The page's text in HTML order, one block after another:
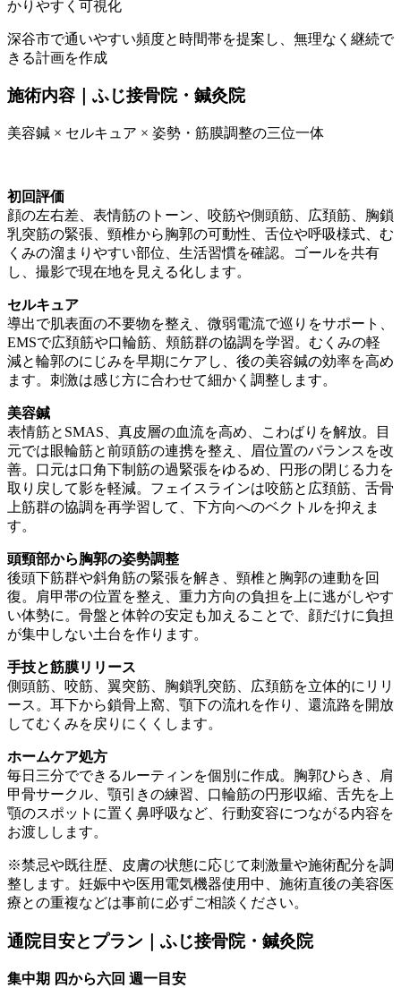
かりやすく可視化
深谷市で通いやすい頻度と時間帯を提案し、無理なく継続で
きる計画を作成
施術内容｜ふじ接骨院・鍼灸院
美容鍼 × セルキュア × 姿勢・筋膜調整の三位一体
初回評価
顔の左右差、表情筋のトーン、咬筋や側頭筋、広頚筋、胸鎖
乳突筋の緊張、頸椎から胸郭の可動性、舌位や呼吸様式、む
くみの溜まりやすい部位、生活習慣を確認。ゴールを共有
し、撮影で現在地を見える化します。
セルキュア
導出で肌表面の不要物を整え、微弱電流で巡りをサポート、
EMSで広頚筋や口輪筋、頬筋群の協調を学習。むくみの軽
減と輪郭のにじみを早期にケアし、後の美容鍼の効率を高め
ます。刺激は感じ方に合わせて細かく調整します。
美容鍼
表情筋とSMAS、真皮層の血流を高め、こわばりを解放。目
元では眼輪筋と前頭筋の連携を整え、眉位置のバランスを改
善。口元は口角下制筋の過緊張をゆるめ、円形の閉じる力を
取り戻して影を軽減。フェイスラインは咬筋と広頚筋、舌骨
上筋群の協調を再学習して、下方向へのベクトルを抑えま
す。
頭頸部から胸郭の姿勢調整
後頭下筋群や斜角筋の緊張を解き、頸椎と胸郭の連動を回
復。肩甲帯の位置を整え、重力方向の負担を上に逃がしやす
い体勢に。骨盤と体幹の安定も加えることで、顔だけに負担
が集中しない土台を作ります。
手技と筋膜リリース
側頭筋、咬筋、翼突筋、胸鎖乳突筋、広頚筋を立体的にリリ
ース。耳下から鎖骨上窩、顎下の流れを作り、還流路を開放
してむくみを戻りにくくします。
ホームケア処方
毎日三分でできるルーティンを個別に作成。胸郭ひらき、肩
甲骨サークル、顎引きの練習、口輪筋の円形収縮、舌先を上
顎のスポットに置く鼻呼吸など、行動変容につながる内容を
お渡しします。
※禁忌や既往歴、皮膚の状態に応じて刺激量や施術配分を調
整します。妊娠中や医用電気機器使用中、施術直後の美容医
療との重複などは事前に必ずご相談ください。
通院目安とプラン｜ふじ接骨院・鍼灸院
集中期 四から六回 週一目安